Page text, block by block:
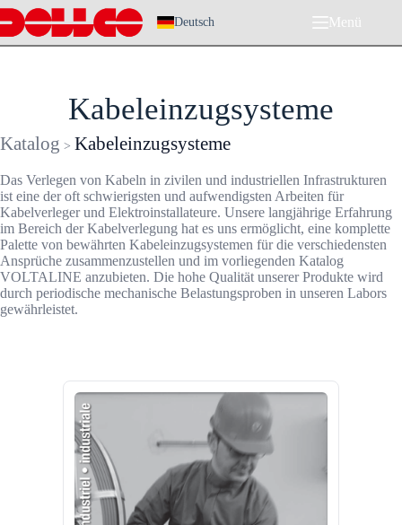
Zum
Inhalt
springen
Deutsch Menü
Kabeleinzugsysteme
Katalog > Kabeleinzugsysteme
Das Verlegen von Kabeln in zivilen und industriellen Infrastrukturen
ist eine der oft schwierigsten und aufwendigsten Arbeiten für
Kabelverleger und Elektroinstallateure. Unsere langjährige Erfahrung
im Bereich der Kabelverlegung hat es uns ermöglicht, eine komplette
Palette von bewährten Kabeleinzugsystemen für die verschiedensten
Ansprüche zusammenzustellen und im vorliegenden Katalog
VOLTALINE anzubieten. Die hohe Qualität unserer Produkte wird
durch periodische mechanische Belastungsproben in unseren Labors
gewährleistet.